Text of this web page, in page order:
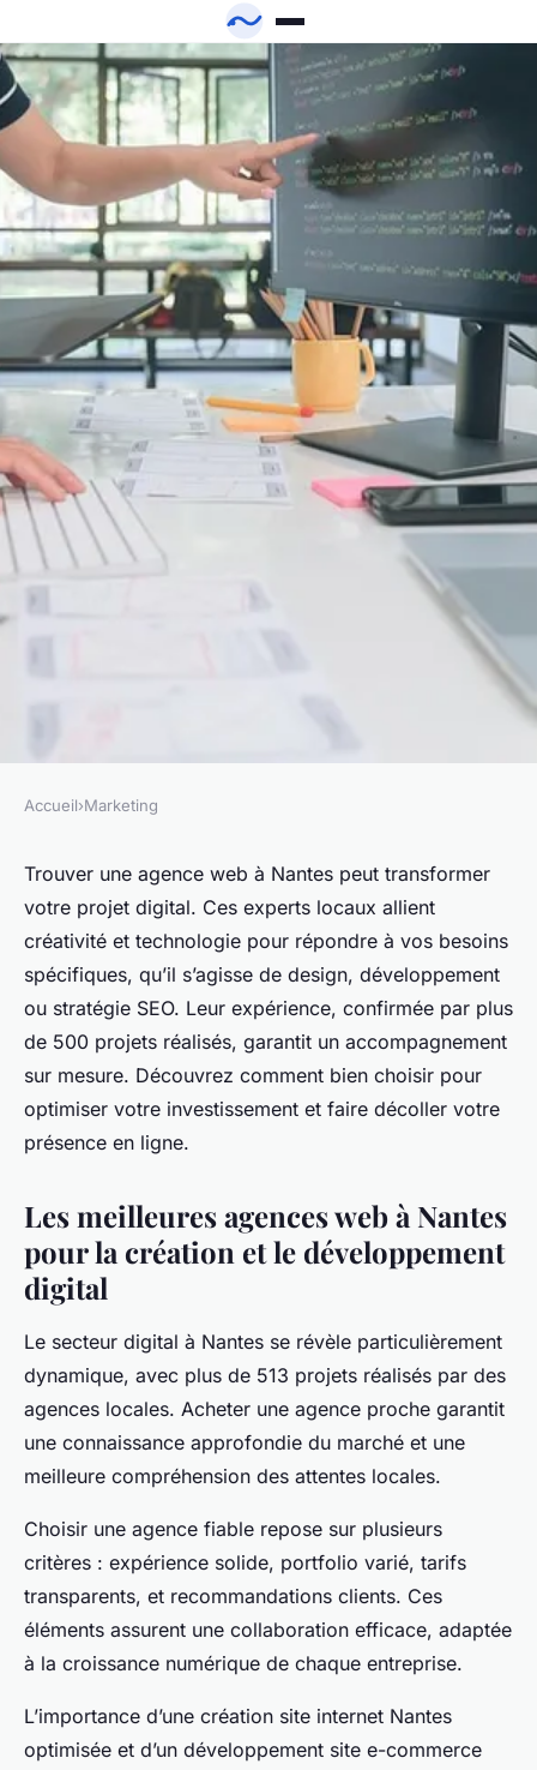
Boostez votre projet avec une
agence web à nantes
Julien•11 août 2025•7 min de lecture
Accueil›Marketing
Trouver une agence web à Nantes peut transformer
votre projet digital. Ces experts locaux allient
créativité et technologie pour répondre à vos besoins
spécifiques, qu’il s’agisse de design, développement
ou stratégie SEO. Leur expérience, confirmée par plus
de 500 projets réalisés, garantit un accompagnement
sur mesure. Découvrez comment bien choisir pour
optimiser votre investissement et faire décoller votre
présence en ligne.
Les meilleures agences web à Nantes
pour la création et le développement
digital
Le secteur digital à Nantes se révèle particulièrement
dynamique, avec plus de 513 projets réalisés par des
agences locales. Acheter une agence proche garantit
une connaissance approfondie du marché et une
meilleure compréhension des attentes locales.
Choisir une agence fiable repose sur plusieurs
critères : expérience solide, portfolio varié, tarifs
transparents, et recommandations clients. Ces
éléments assurent une collaboration efficace, adaptée
à la croissance numérique de chaque entreprise.
L’importance d’une création site internet Nantes
optimisée et d’un développement site e-commerce